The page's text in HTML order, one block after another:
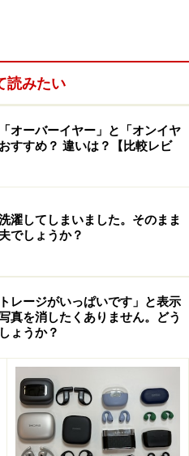
強く、使った後に水洗いす
トするカナルワーク
「Sound Air TW-
読みたい
オーバーイヤー」と「オンイヤ
すすめ？ 違いは？【比較レビ
濯してしまいました。そのまま
でしょうか？
レージがいっぱいです」と表示
真を消したくありません。どう
ょうか？